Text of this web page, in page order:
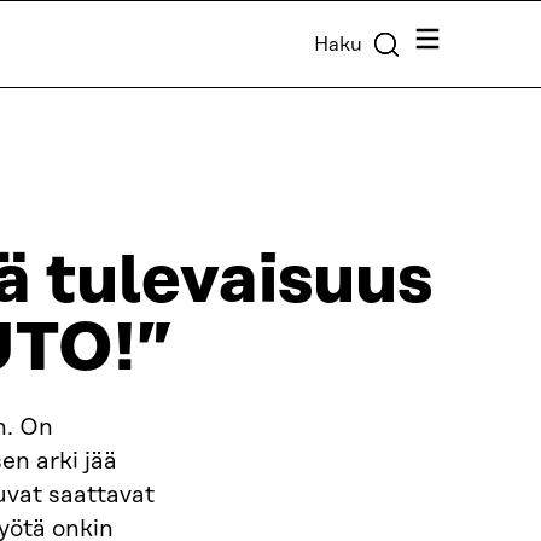
Haku Valikko
tulevaisuus
On
arki jää
saattavat
onkin